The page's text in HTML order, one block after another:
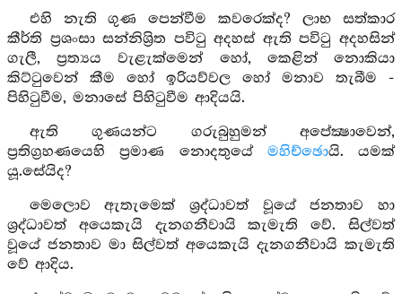
එහි නැති ගුණ පෙන්වීම කවරෙක්ද? ලාභ සත්කාර
කීර්ති ප්‍රශංසා සන්නිශ්‍රිත පවිටු අදහස් ඇති පවිටු අදහසින්
ගැලී, ප්‍රත්‍යය වැළැක්මෙන් හෝ, කෙළින් නොකියා
කිට්ටුවෙන් කීම හෝ ඉරියව්වල හෝ මනාව තැබීම -
පිහිටුවීම, මනාසේ පිහිටුවීම ආදියයි.
ඇති ගුණයන්ට ගරුබුහුමන් අපේක්‍ෂාවෙන්,
ප්‍රතිග්‍රහණයෙහි ප්‍රමාණ නොදතුයේ මහිච්ඡොයි. යමක්
යූ.සේයිද?
මෙලොව ඇතැමෙක් ශ්‍රද්ධාවත් වූයේ ජනතාව හා
ශ්‍රද්ධාවත් අයෙකැයි දැනගනීවායි කැමැති වේ. සිල්වත්
වූයේ ජනතාව මා සිල්වත් අයෙකැයි දැනගනීවායි කැමැති
වේ ආදිය.